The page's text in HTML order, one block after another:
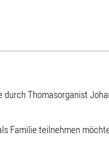
durch Thomasorganist
Familie teilnehmen